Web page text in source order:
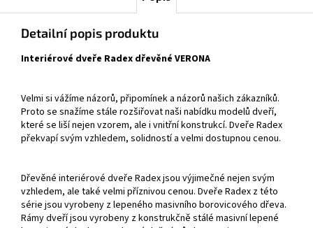
Detailní popis produktu
Interiérové dveře Radex dřevěné VERONA
Velmi si vážíme názorů, připomínek a názorů našich zákazníků.
Proto se snažíme stále rozšiřovat naši nabídku modelů dveří,
které se liší nejen vzorem, ale i vnitřní konstrukcí. Dveře Radex
překvapí svým vzhledem, solidností a velmi dostupnou cenou.
Dřevěné interiérové dveře Radex jsou výjimečné nejen svým
vzhledem, ale také velmi příznivou cenou. Dveře Radex z této
série jsou vyrobeny z lepeného masivního borovicového dřeva.
Rámy dveří jsou vyrobeny z konstrukčně stálé masivní lepené